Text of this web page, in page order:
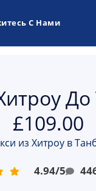
С Нами
£109.00
из Хитроу в
4.94/5